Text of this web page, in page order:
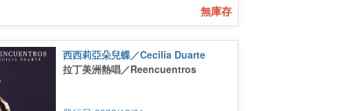
無庫存
西西莉亞朵兒蝶／Cecilia Duarte
拉丁美洲熱唱／Reencuentros